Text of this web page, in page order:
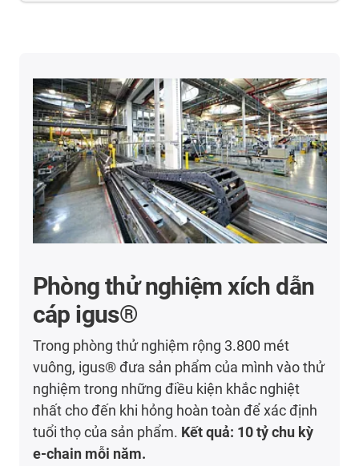
Phòng thử nghiệm xích dẫn
cáp igus®
Trong phòng thử nghiệm rộng 3.800 mét
vuông, igus® đưa sản phẩm của mình vào thử
nghiệm trong những điều kiện khắc nghiệt
nhất cho đến khi hỏng hoàn toàn để xác định
tuổi thọ của sản phẩm. Kết quả: 10 tỷ chu kỳ
e-chain mỗi năm.